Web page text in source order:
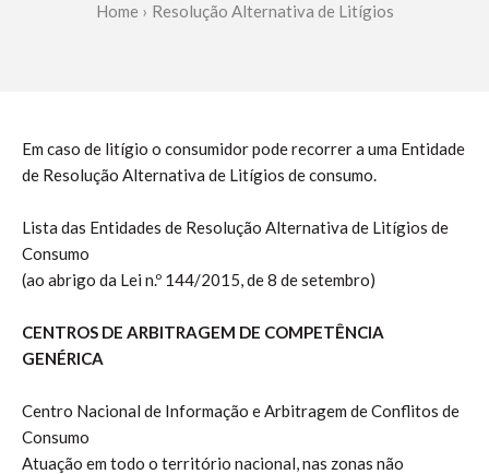
Home Resolução Alternativa de Litígios
Em caso de litígio o consumidor pode recorrer a uma Entidade
de Resolução Alternativa de Litígios de consumo.
Lista das Entidades de Resolução Alternativa de Litígios de
Consumo
(ao abrigo da Lei n.º 144/2015, de 8 de setembro)
CENTROS DE ARBITRAGEM DE COMPETÊNCIA
GENÉRICA
Centro Nacional de Informação e Arbitragem de Conflitos de
Consumo
Atuação em todo o território nacional, nas zonas não